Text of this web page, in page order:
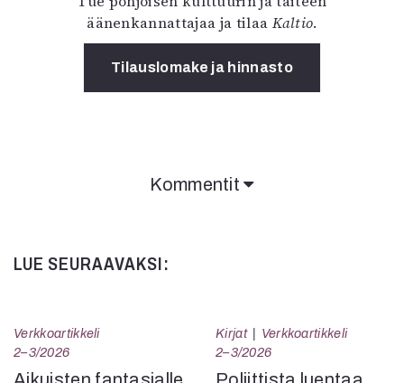
äänenkannattajaa ja tilaa Kaltio.
Tilauslomake ja hinnasto
Kommentit
LUE SEURAAVAKSI:
Verkkoartikkeli
2–3/2026
Aikuisten fantasialle
Kirjat
Verkkoartikkeli
2–3/2026
Poliittista luentaa